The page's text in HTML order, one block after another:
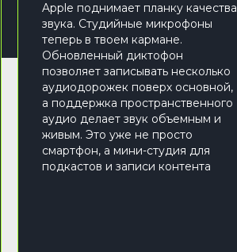
Apple поднимает планку качества
звука. Студийные микрофоны
теперь в твоем кармане.
Обновленный диктофон
позволяет записывать несколько
аудиодорожек поверх основной,
а поддержка пространственного
аудио делает звук объемным и
живым. Это уже не просто
смартфон, а мини-студия для
подкастов и записи контента